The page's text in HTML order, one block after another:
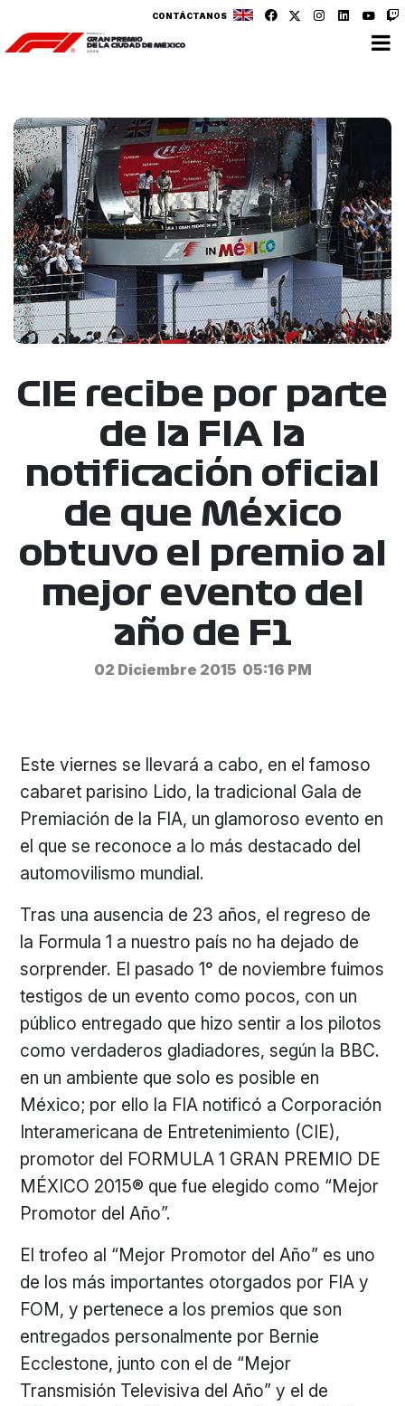
CONTÁCTANOS
CIE recibe por parte
de la FIA la
notificación oficial
de que México
obtuvo el premio al
mejor evento del
año de F1
02 Diciembre 2015 05:16 PM
Este viernes se llevará a cabo, en el famoso
cabaret parisino Lido, la tradicional Gala de
Premiación de la FIA, un glamoroso evento en
el que se reconoce a lo más destacado del
automovilismo mundial.
Tras una ausencia de 23 años, el regreso de
la Formula 1 a nuestro país no ha dejado de
sorprender. El pasado 1° de noviembre fuimos
testigos de un evento como pocos, con un
público entregado que hizo sentir a los pilotos
como verdaderos gladiadores, según la BBC.
en un ambiente que solo es posible en
México; por ello la FIA notificó a Corporación
Interamericana de Entretenimiento (CIE),
promotor del FORMULA 1 GRAN PREMIO DE
MÉXICO 2015® que fue elegido como “Mejor
Promotor del Año”.
El trofeo al “Mejor Promotor del Año” es uno
de los más importantes otorgados por FIA y
FOM, y pertenece a los premios que son
entregados personalmente por Bernie
Ecclestone, junto con el de “Mejor
Transmisión Televisiva del Año” y el de